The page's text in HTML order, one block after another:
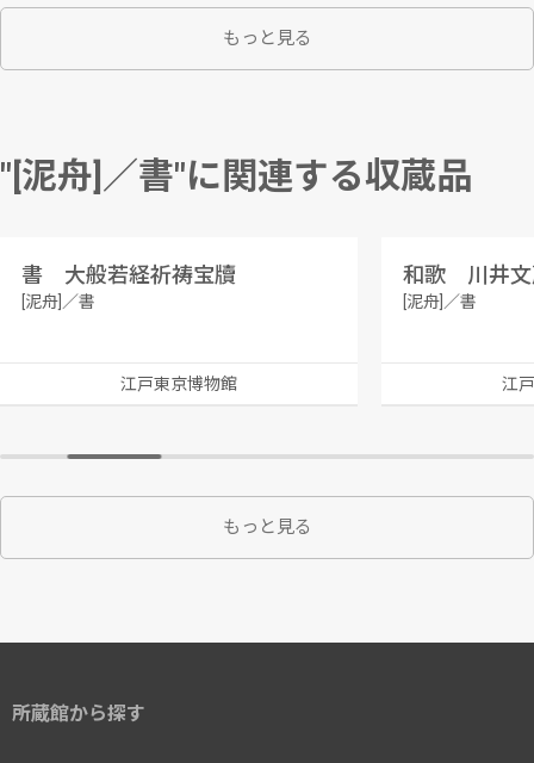
もっと見る
"[泥舟]／書"に関連する収蔵品
書 大般若経祈祷宝牘
[泥舟]／書
江戸東京博物館
[泥舟]／書
江
もっと見る
所蔵館から探す